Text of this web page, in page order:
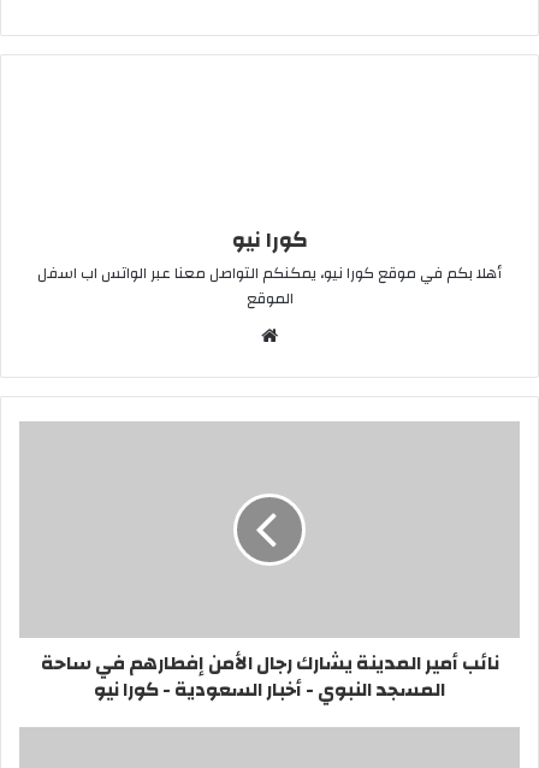
كورا نيو
أهلا بكم في موقع كورا نيو، يمكنكم التواصل معنا عبر الواتس اب اسفل
الموقع
نائب أمير المدينة يشارك رجال الأمن إفطارهم في ساحة
المسجد النبوي - أخبار السعودية - كورا نيو